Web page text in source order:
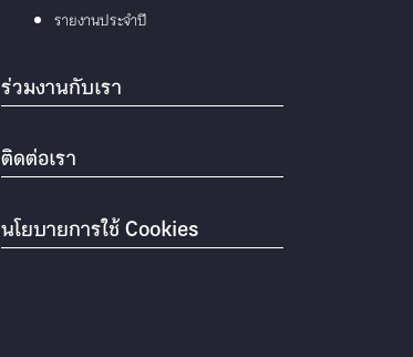
รายงานประจำปี
ร่วมงานกับเรา
ติดต่อเรา
นโยบายการใช้ Cookies